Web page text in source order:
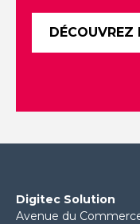
DÉCOUVREZ
Digitec Solution
Avenue du